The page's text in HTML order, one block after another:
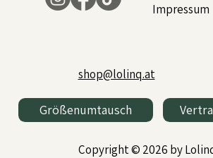
shop@lolinq.at
Größenumtausch
Copyright © 2026 by
Impressum